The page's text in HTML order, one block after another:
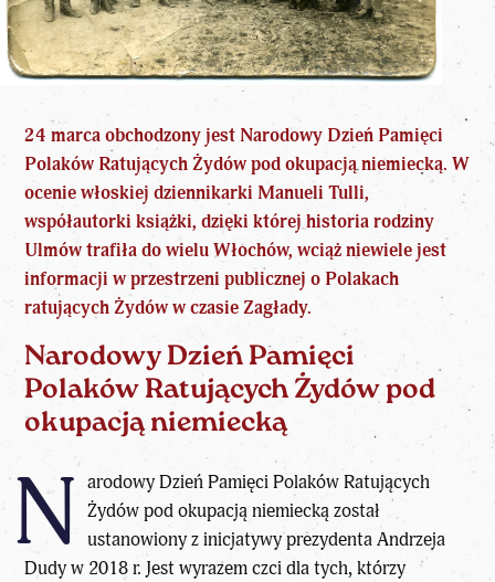
24 marca obchodzony jest Narodowy Dzień Pamięci
Polaków Ratujących Żydów pod okupacją niemiecką. W
ocenie włoskiej dziennikarki Manueli Tulli,
współautorki książki, dzięki której historia rodziny
Ulmów trafiła do wielu Włochów, wciąż niewiele jest
informacji w przestrzeni publicznej o Polakach
ratujących Żydów w czasie Zagłady.
Narodowy Dzień Pamięci
Polaków Ratujących Żydów pod
okupacją niemiecką
N arodowy Dzień Pamięci Polaków Ratujących
Żydów pod okupacją niemiecką został
ustanowiony z inicjatywy prezydenta Andrzeja
Dudy w 2018 r. Jest wyrazem czci dla tych, którzy